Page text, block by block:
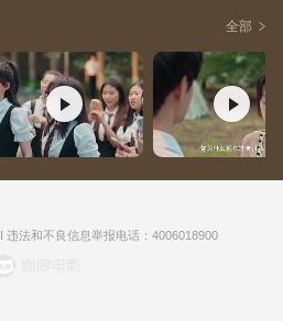
全部
I 违法和不良信息举报电话：4006018900